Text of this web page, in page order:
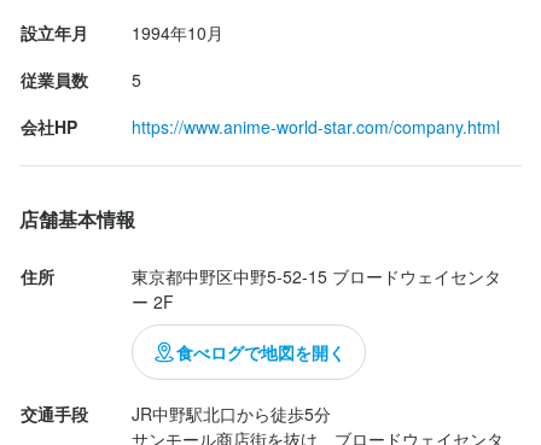
明るい店内で過ごしやすかったです。
【おすすめ点】
様々なコラボ企画が行われてるカフェ。
美味しくいただきました。
ごちそうさまでした！
設立年月
1994年10月
従業員数
5
会社HP
https://www.anime-world-star.com/company.html
店舗基本情報
住所
東京都中野区中野5-52-15 ブロードウェイセンタ
ー 2F
食べログで地図を開く
交通手段
JR中野駅北口から徒歩5分
サンモール商店街を抜け、ブロードウェイセンタ
土日の2日以上を必須としておりますが、家事従事者や学生の方な
ど平日の隙間時間に働きたい方は平日のお仕事も追加可能です。
学生の方は、学業第一優先ですので、学校の都合などは考慮致し
ます。
身に付くスキル
必須スキル・経験
コミュニケーション能力
【学生・主婦歓迎！平日休暇OK】
たい方も歓迎です。
土日を必須としておりますが、家事従事者や学生の方など平日の
学生の方は、学業第一優先ですので、学校の都合などは考慮致し
身に付くスキル
サービスマナー メニュー開発